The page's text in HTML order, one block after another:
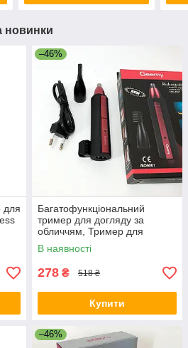
новинки
для
–46%
Багатофункціональний
тример для догляду за
обличчям, Тример для
стрижки брів і носа DR-48
В наявності
278 ₴ 518 ₴
Купити
–46%